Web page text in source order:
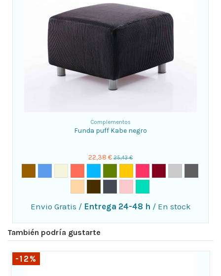
Complementos
Funda puff Kabe negro
22,38 € 25,43 €
Envio Gratis / Entrega 24-48 h / En stock
También podría gustarte
-12%